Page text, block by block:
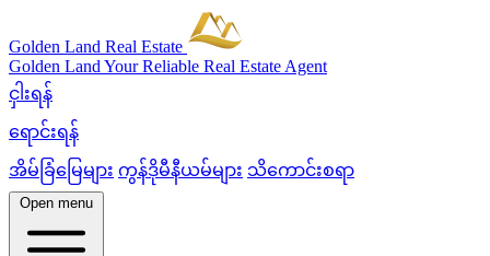
Golden Land Real Estate
Golden Land Your Reliable Real Estate Agent
ငှါးရန်
ရောင်းရန်
အိမ်ခြံမြေများ ကွန်ဒိုမီနီယမ်များ သိကောင်းစရာ
Open menu